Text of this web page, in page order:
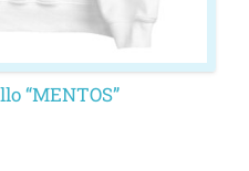
“MENTOS”